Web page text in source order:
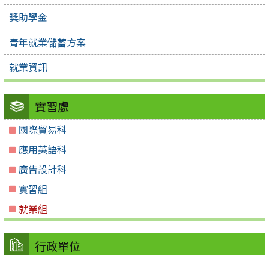
獎助學金
青年就業儲蓄方案
就業資訊
實習處
國際貿易科
應用英語科
廣告設計科
實習組
就業組
行政單位